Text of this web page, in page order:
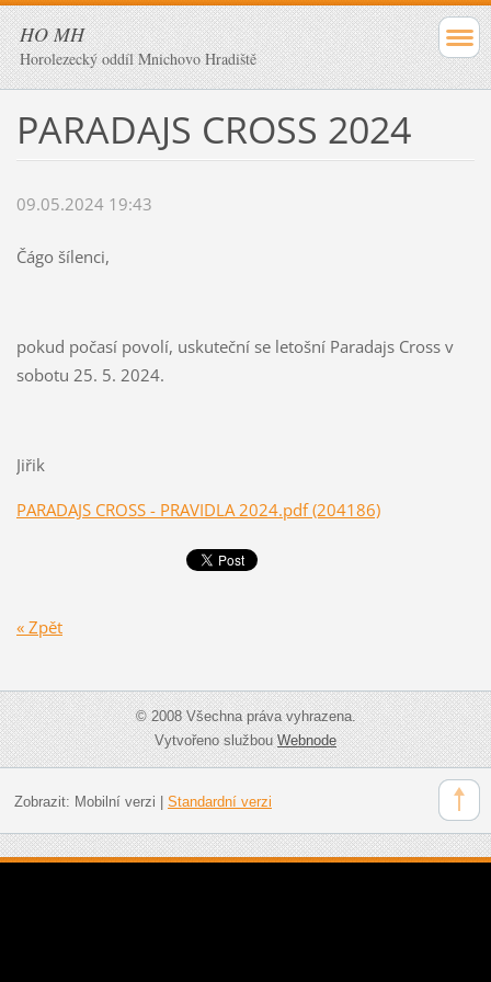
HO MH
Horolezecký oddíl Mnichovo Hradiště
PARADAJS CROSS 2024
09.05.2024 19:43
Čágo šílenci,
pokud počasí povolí, uskuteční se letošní Paradajs Cross v
sobotu 25. 5. 2024.
Jiřik
PARADAJS CROSS - PRAVIDLA 2024.pdf (204186)
« Zpět
© 2008 Všechna práva vyhrazena.
Vytvořeno službouWebnode
Zobrazit: Mobilní verzi Standardní verzi